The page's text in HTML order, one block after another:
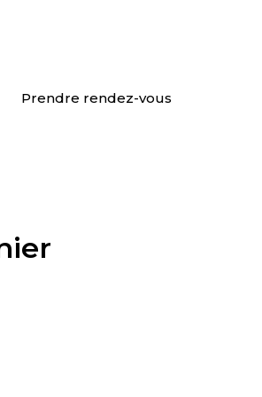
Prendre rendez-vous